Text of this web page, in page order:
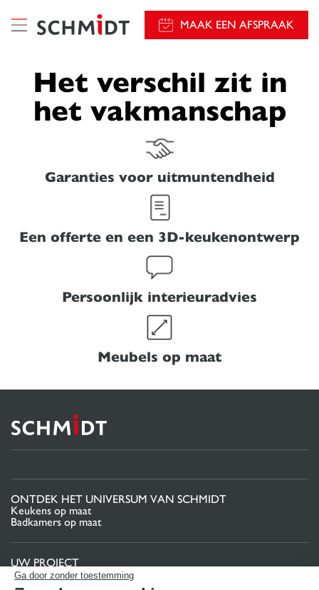
Ga door zonder toestemming
MAAK EEN AFSPRAAK
Het verschil zit in
het vakmanschap
Garanties voor uitmuntendheid
Een offerte en een 3D-keukenontwerp
Persoonlijk interieuradvies
Meubels op maat
ONTDEK HET UNIVERSUM VAN SCHMIDT
Keukens op maat
Badkamers op maat
UW PROJECT
Projectgebied
Uw 3D-keukenconfigurator